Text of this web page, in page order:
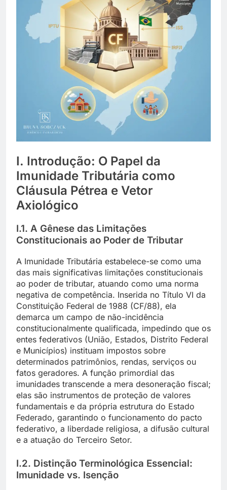
I. Introdução: O Papel da
Imunidade Tributária como
Cláusula Pétrea e Vetor
Axiológico
I.1. A Gênese das Limitações
Constitucionais ao Poder de Tributar
A Imunidade Tributária estabelece-se como uma
das mais significativas limitações constitucionais
ao poder de tributar, atuando como uma norma
negativa de competência. Inserida no Título VI da
Constituição Federal de 1988 (CF/88), ela
demarca um campo de não-incidência
constitucionalmente qualificada, impedindo que os
entes federativos (União, Estados, Distrito Federal
e Municípios) instituam impostos sobre
determinados patrimônios, rendas, serviços ou
fatos geradores. A função primordial das
imunidades transcende a mera desoneração fiscal;
elas são instrumentos de proteção de valores
fundamentais e da própria estrutura do Estado
Federado, garantindo o funcionamento do pacto
federativo, a liberdade religiosa, a difusão cultural
e a atuação do Terceiro Setor.
I.2. Distinção Terminológica Essencial:
Imunidade vs. Isenção